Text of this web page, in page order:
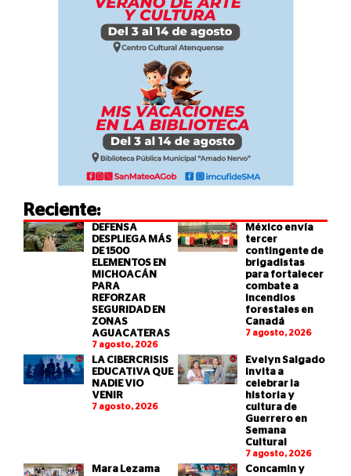
Reciente:
DEFENSA
DESPLIEGA MÁS
DE 1500
ELEMENTOS EN
MICHOACÁN
PARA
REFORZAR
SEGURIDAD EN
ZONAS
AGUACATERAS
7 agosto, 2026
México envía
tercer
contingente de
brigadistas
para fortalecer
combate a
incendios
forestales en
Canadá
7 agosto, 2026
LA CIBERCRISIS
EDUCATIVA QUE
NADIE VIO
VENIR
7 agosto, 2026
Evelyn Salgado
invita a
celebrar la
historia y
cultura de
Guerrero en
Semana
Cultural
7 agosto, 2026
Mara Lezama
Concamin y